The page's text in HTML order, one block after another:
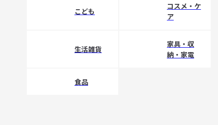
こども
コスメ・ケ
ア
生活雑貨
家具・収
納・家電
食品